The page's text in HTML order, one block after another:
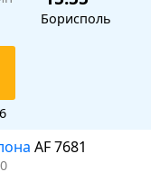
Борисполь
AF 7681